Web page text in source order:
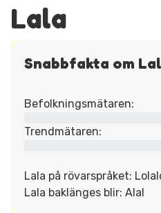
Lala
Snabbfakta om
Befolkningsmätaren:
Trendmätaren:
Lala på rövarspråket:
Lala baklänges blir: Alal